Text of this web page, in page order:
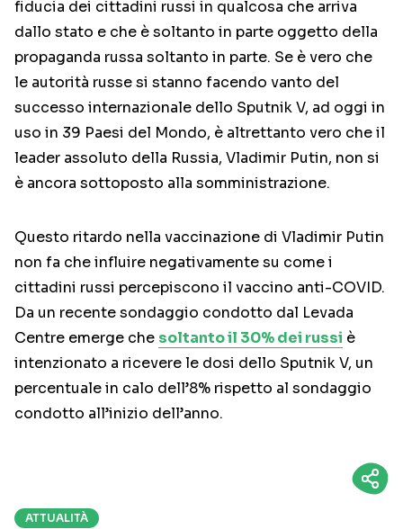
fiducia dei cittadini russi in qualcosa che arriva
dallo stato e che è soltanto in parte oggetto della
propaganda russa soltanto in parte. Se è vero che
le autorità russe si stanno facendo vanto del
successo internazionale dello Sputnik V, ad oggi in
uso in 39 Paesi del Mondo, è altrettanto vero che il
leader assoluto della Russia, Vladimir Putin, non si
è ancora sottoposto alla somministrazione.
Questo ritardo nella vaccinazione di Vladimir Putin
non fa che influire negativamente su come i
cittadini russi percepiscono il vaccino anti-COVID.
Da un recente sondaggio condotto dal Levada
Centre emerge che soltanto il 30% dei russi è
intenzionato a ricevere le dosi dello Sputnik V, un
percentuale in calo dell’8% rispetto al sondaggio
condotto all’inizio dell’anno.
ATTUALITÀ